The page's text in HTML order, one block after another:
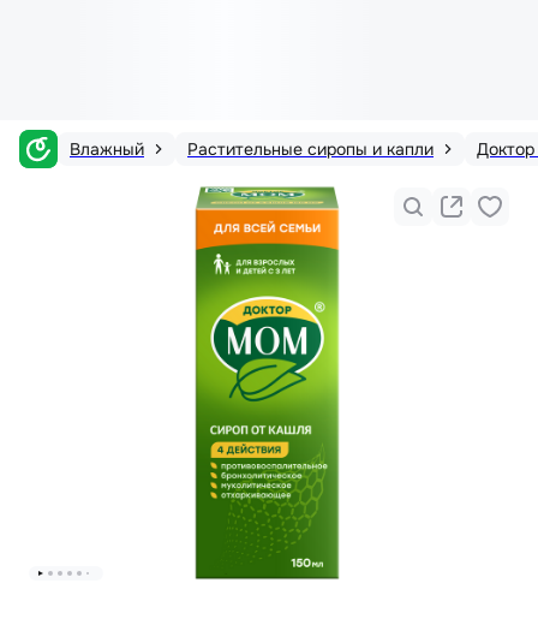
Влажный Растительные сиропы и капли